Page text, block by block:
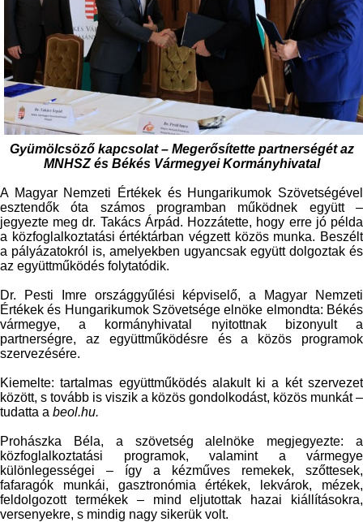
Gyümölcsöző kapcsolat – Megerősítette partnerségét az
MNHSZ és Békés Vármegyei Kormányhivatal
A Magyar Nemzeti Értékek és Hungarikumok Szövetségével
esztendők óta számos programban működnek együtt –
jegyezte meg dr. Takács Árpád. Hozzátette, hogy erre jó példa
a közfoglalkoztatási értéktárban végzett közös munka. Beszélt
a pályázatokról is, amelyekben ugyancsak együtt dolgoztak és
az együttműködés folytatódik.
Dr. Pesti Imre országgyűlési képviselő, a Magyar Nemzeti
Értékek és Hungarikumok Szövetsége elnöke elmondta: Békés
vármegye, a kormányhivatal nyitottnak bizonyult a
partnerségre, az együttműködésre és a közös programok
szervezésére.
Kiemelte: tartalmas együttműködés alakult ki a két szervezet
között, s tovább is viszik a közös gondolkodást, közös munkát –
tudatta a beol.hu.
Prohászka Béla, a szövetség alelnöke megjegyezte: a
közfoglalkoztatási programok, valamint a vármegye
különlegességei – így a kézműves remekek, szőttesek,
fafaragók munkái, gasztronómia értékek, lekvárok, mézek,
feldolgozott termékek – mind eljutottak hazai kiállításokra,
versenyekre, s mindig nagy sikerük volt.